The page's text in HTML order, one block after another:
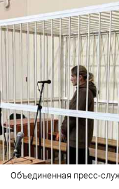
Объединенная пресс-